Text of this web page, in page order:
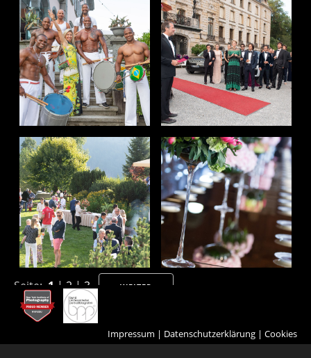
Seite:1 |2|3 WEITER
Impressum | Datenschutzerklärung | Cookies